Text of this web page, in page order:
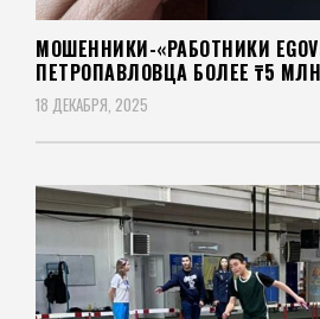
МОШЕННИКИ-«РАБОТНИКИ
ПЕТРОПАВЛОВЦА БОЛЕЕ ₸5 МЛН
18 ДЕКАБРЯ, 2025